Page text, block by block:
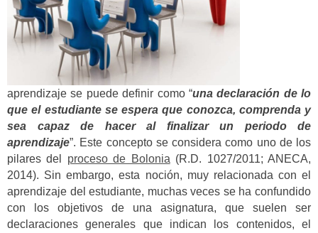
aprendizaje se puede definir como “una declaración de lo
que el estudiante se espera que conozca, comprenda y
sea capaz de hacer al finalizar un periodo de
aprendizaje”. Este concepto se considera como uno de los
pilares del proceso de Bolonia (R.D. 1027/2011; ANECA,
2014). Sin embargo, esta noción, muy relacionada con el
aprendizaje del estudiante, muchas veces se ha confundido
con los objetivos de una asignatura, que suelen ser
declaraciones generales que indican los contenidos, el